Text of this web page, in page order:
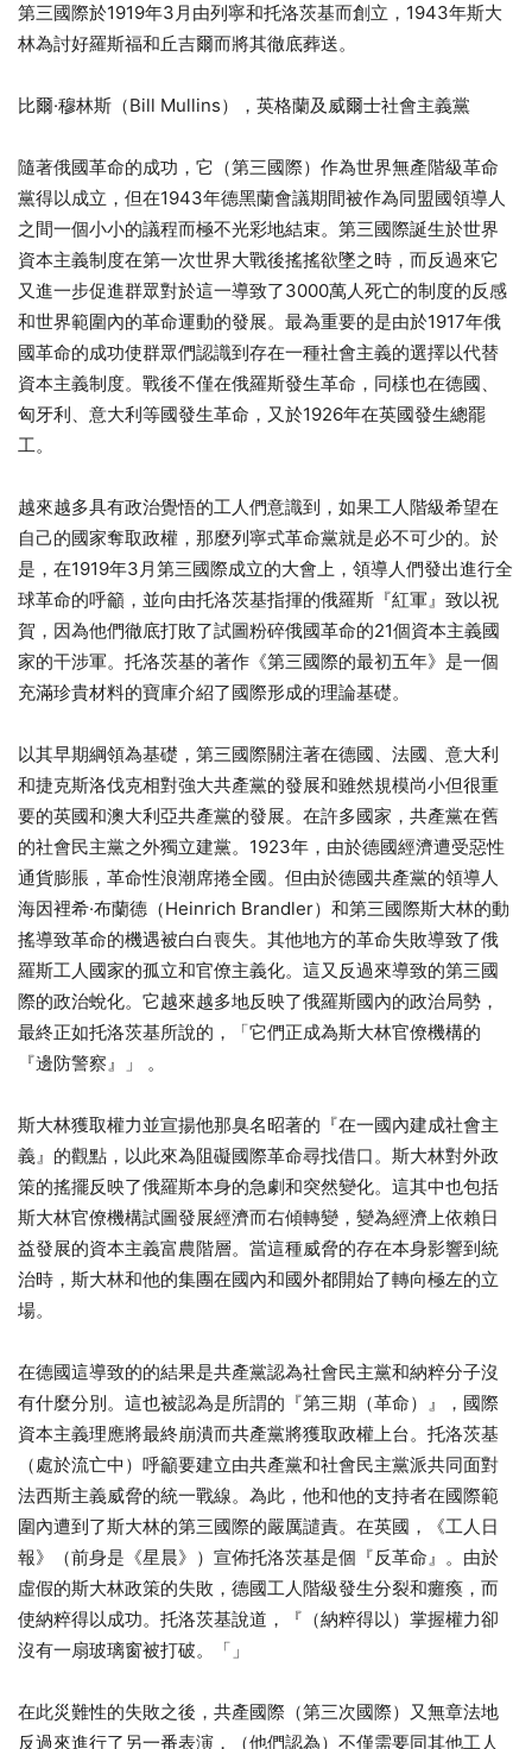
第三國際於1919年3月由列寧和托洛茨基而創立，1943年斯大
林為討好羅斯福和丘吉爾而將其徹底葬送。
比爾·穆林斯（Bill Mullins），英格蘭及威爾士社會主義黨
隨著俄國革命的成功，它（第三國際）作為世界無產階級革命
黨得以成立，但在1943年德黑蘭會議期間被作為同盟國領導人
之間一個小小的議程而極不光彩地結束。第三國際誕生於世界
資本主義制度在第一次世界大戰後搖搖欲墜之時，而反過來它
又進一步促進群眾對於這一導致了3000萬人死亡的制度的反感
和世界範圍內的革命運動的發展。最為重要的是由於1917年俄
國革命的成功使群眾們認識到存在一種社會主義的選擇以代替
資本主義制度。戰後不僅在俄羅斯發生革命，同樣也在德國、
匈牙利、意大利等國發生革命，又於1926年在英國發生總罷
工。
越來越多具有政治覺悟的工人們意識到，如果工人階級希望在
自己的國家奪取政權，那麼列寧式革命黨就是必不可少的。於
是，在1919年3月第三國際成立的大會上，領導人們發出進行全
球革命的呼籲，並向由托洛茨基指揮的俄羅斯『紅軍』致以祝
賀，因為他們徹底打敗了試圖粉碎俄國革命的21個資本主義國
家的干涉軍。托洛茨基的著作《第三國際的最初五年》是一個
充滿珍貴材料的寶庫介紹了國際形成的理論基礎。
以其早期綱領為基礎，第三國際關注著在德國、法國、意大利
和捷克斯洛伐克相對強大共產黨的發展和雖然規模尚小但很重
要的英國和澳大利亞共產黨的發展。在許多國家，共產黨在舊
的社會民主黨之外獨立建黨。1923年，由於德國經濟遭受惡性
通貨膨脹，革命性浪潮席捲全國。但由於德國共產黨的領導人
海因裡希·布蘭德（Heinrich Brandler）和第三國際斯大林的動
搖導致革命的機遇被白白喪失。其他地方的革命失敗導致了俄
羅斯工人國家的孤立和官僚主義化。這又反過來導致的第三國
際的政治蛻化。它越來越多地反映了俄羅斯國內的政治局勢，
最終正如托洛茨基所說的，「它們正成為斯大林官僚機構的
『邊防警察』」 。
斯大林獲取權力並宣揚他那臭名昭著的『在一國內建成社會主
義』的觀點，以此來為阻礙國際革命尋找借口。斯大林對外政
策的搖擺反映了俄羅斯本身的急劇和突然變化。這其中也包括
斯大林官僚機構試圖發展經濟而右傾轉變，變為經濟上依賴日
益發展的資本主義富農階層。當這種威脅的存在本身影響到統
治時，斯大林和他的集團在國內和國外都開始了轉向極左的立
場。
在德國這導致的的結果是共產黨認為社會民主黨和納粹分子沒
有什麼分別。這也被認為是所謂的『第三期（革命）』，國際
資本主義理應將最終崩潰而共產黨將獲取政權上台。托洛茨基
（處於流亡中）呼籲要建立由共產黨和社會民主黨派共同面對
法西斯主義威脅的統一戰線。為此，他和他的支持者在國際範
圍內遭到了斯大林的第三國際的嚴厲譴責。在英國，《工人日
報》（前身是《星晨》）宣佈托洛茨基是個『反革命』。由於
虛假的斯大林政策的失敗，德國工人階級發生分裂和癱瘓，而
使納粹得以成功。托洛茨基說道，『（納粹得以）掌握權力卻
沒有一扇玻璃窗被打破。「」
在此災難性的失敗之後，共產國際（第三次國際）又無章法地
反過來進行了另一番表演，（他們認為）不僅需要同其他工人